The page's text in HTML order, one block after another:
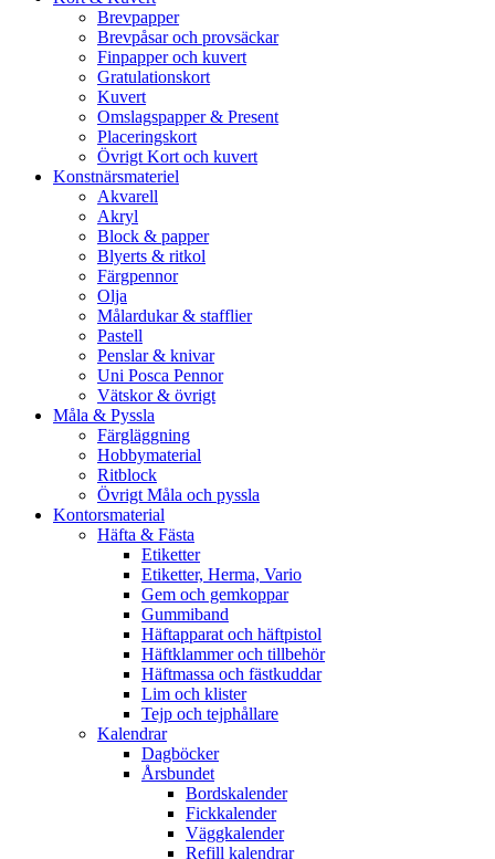
Brevpapper
Brevpåsar och provsäckar
Finpapper och kuvert
Gratulationskort
Kuvert
Omslagspapper & Present
Placeringskort
Övrigt Kort och kuvert
Konstnärsmateriel
Akvarell
Akryl
Block & papper
Blyerts & ritkol
Färgpennor
Olja
Målardukar & stafflier
Pastell
Penslar & knivar
Uni Posca Pennor
Vätskor & övrigt
Måla & Pyssla
Färgläggning
Hobbymaterial
Ritblock
Övrigt Måla och pyssla
Kontorsmaterial
Häfta & Fästa
Etiketter
Etiketter, Herma, Vario
Gem och gemkoppar
Gummiband
Häftapparat och häftpistol
Häftklammer och tillbehör
Häftmassa och fästkuddar
Lim och klister
Tejp och tejphållare
Kalendrar
Dagböcker
Årsbundet
Bordskalender
Fickkalender
Väggkalender
Refill kalendrar